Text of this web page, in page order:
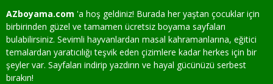
AZboyama.com 'a hoş geldiniz! Burada her yaştan çocuklar için
birbirinden güzel ve tamamen ücretsiz boyama sayfaları
bulabilirsiniz. Sevimli hayvanlardan masal kahramanlarına, eğitici
temalardan yaratıcılığı teşvik eden çizimlere kadar herkes için bir
şeyler var. Sayfaları indirip yazdırın ve hayal gücünüzü serbest
bırakın!